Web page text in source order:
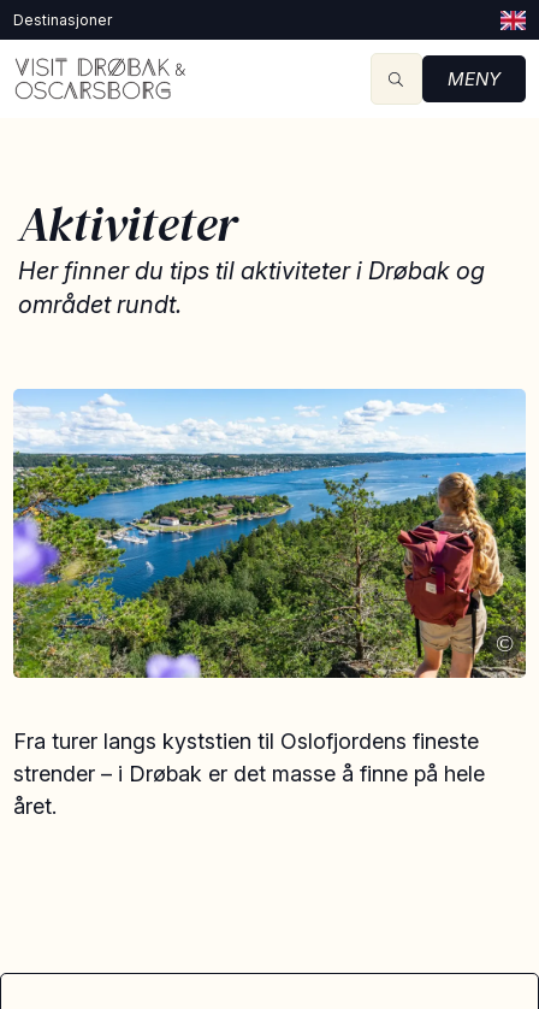
Destinasjoner
MENY
Aktiviteter
Her finner du tips til aktiviteter i Drøbak og
området rundt.
©
Fra turer langs kyststien til Oslofjordens fineste
strender – i Drøbak er det masse å finne på hele
året.